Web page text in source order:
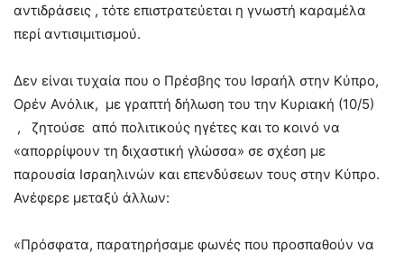
αντιδράσεις , τότε επιστρατεύεται η γνωστή καραμέλα
περί αντισιμιτισμού.
Δεν είναι τυχαία που ο Πρέσβης του Ισραήλ στην Κύπρο,
Ορέν Ανόλικ, με γραπτή δήλωση του την Κυριακή (10/5)
, ζητούσε από πολιτικούς ηγέτες και το κοινό να
«απορρίψουν τη διχαστική γλώσσα» σε σχέση με
παρουσία Ισραηλινών και επενδύσεων τους στην Κύπρο.
Ανέφερε μεταξύ άλλων:
«Πρόσφατα, παρατηρήσαμε φωνές που προσπαθούν να